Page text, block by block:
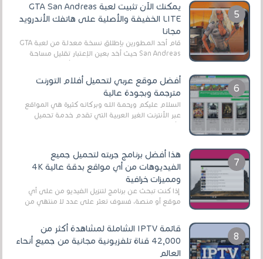
يمكنك الآن تثبيت لعبة GTA San Andreas
LITE الخفيفة والأصلية على هاتفك الأندرويد
مجانا
قام أحد المطورين بإطلاق نسخة معدلة من لعبة GTA
San Andreas حيث أخد بعين الإعتبار تقليل مساحة
أفضل موقع عربي لتحميل أفلام التورنت
مترجمة وبجودة عالية
السلام عليكم ورحمة الله وبركاته كثيرة هي المواقع
عبر الأنترنت الغير العربية التي تقدم خدمة تحميل
الأفلام على التورنت ، ومعظم هذه المواقع ل...
هذا أفضل برنامج جربته لتحميل جميع
الفيديوهات من أي مواقع بدقة عالية 4K
ومميزات خرافية
إذا كنت تبحث عن برنامج لتنزيل الفيديو من على أي
موقع أو منصة، فسوف تعثر على عدد لا منتهي من
قائمة IPTV الشاملة لمشاهدة أكثر من
42,000 قناة تلفزيونية مجانية من جميع أنحاء
العالم